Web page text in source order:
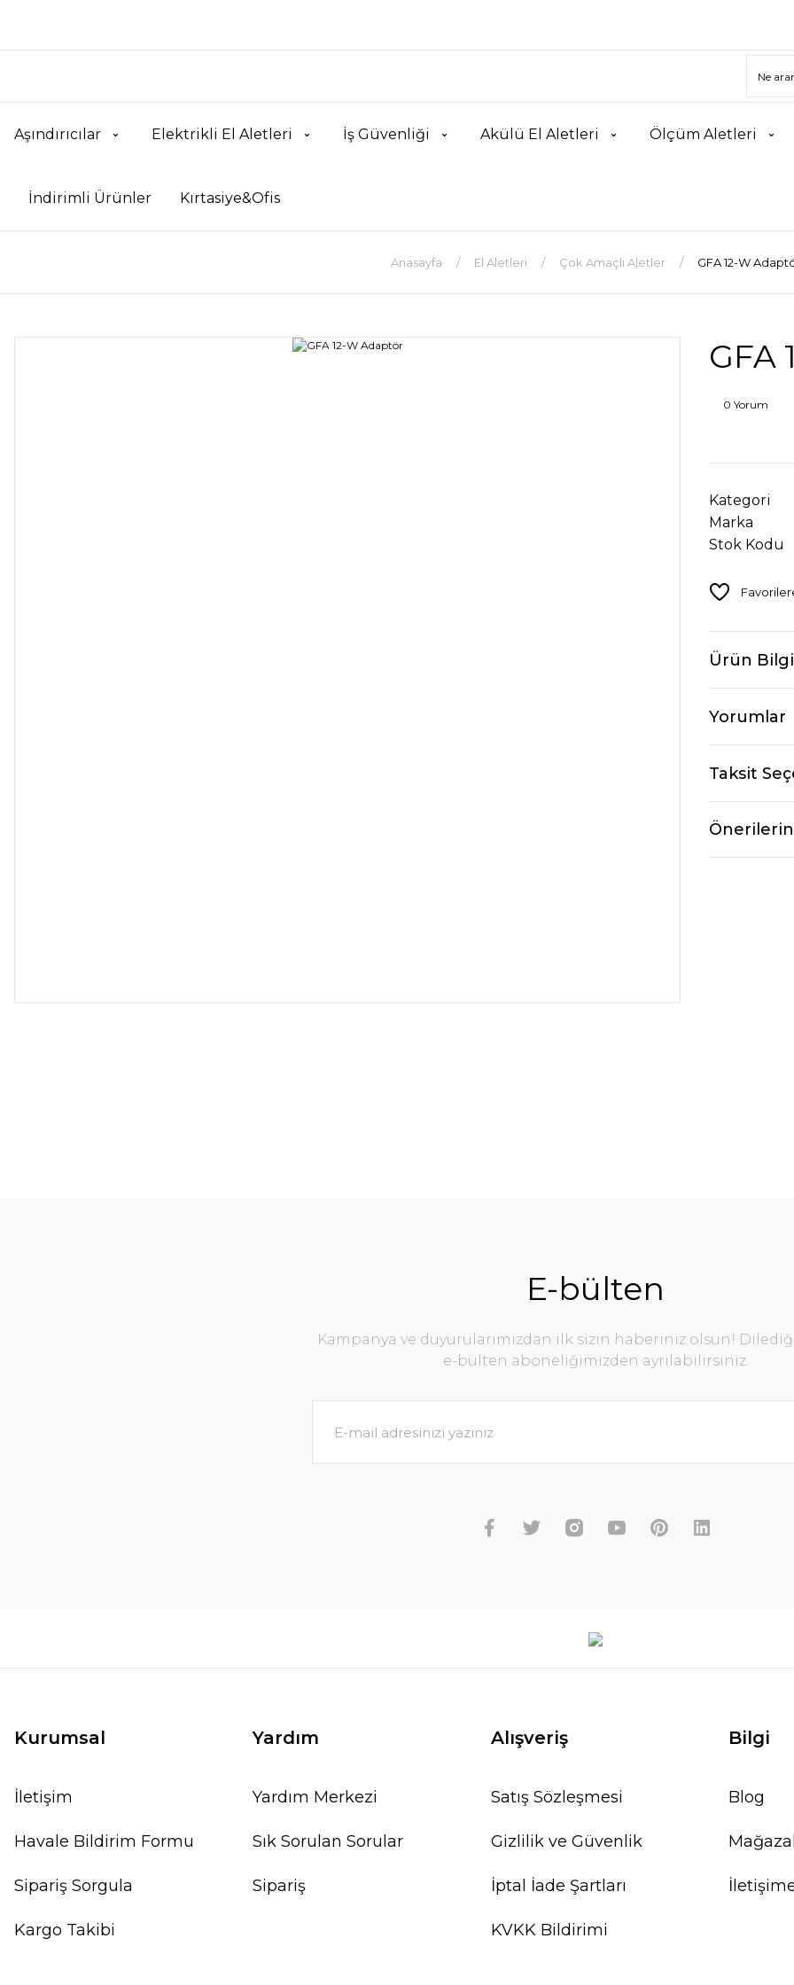
Aşındırıcılar Elektrikli El Aletleri İş Güvenliği Akülü El Aletleri Ölçüm Aletleri
İndirimli Ürünler Kırtasiye&Ofis
Anasayfa El Aletleri Çok Amaçlı Aletler GFA 12-W
GFA
0 Yorum
Kategori
Marka
Stok Kodu
Ürün
Yorumlar
Taksit
E-bülten
Kampanya ve duyurularımızdan ilk sizin haberiniz olsun!
e-bülten aboneliğimizden ayrılabilirsiniz.
Kurumsal
İletişim
Havale Bildirim Formu
Sipariş Sorgula
Kargo Takibi
Yardım
Yardım Merkezi
Sık Sorulan Sorular
Sipariş
Alışveriş
Satış Sözleşmesi
Gizlilik ve Güvenlik
İptal İade Şartları
KVKK Bildirimi
Bilgi
Blog